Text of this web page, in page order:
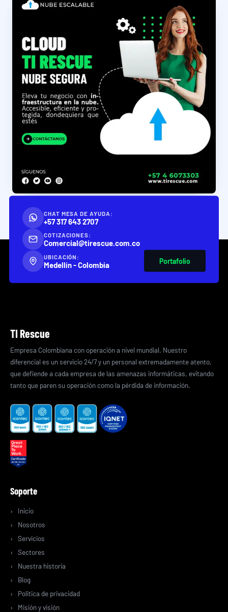
CHAT MESA DE AYUDA:
+57 317 643 2707
COTIZACIONES:
Comercial@tirescue.com.co
UBICACIÓN:
Medellín - Colombia Portafolio
TI Rescue
Empresa Colombiana con operación a nivel mundial. Nuestro
diferencial es un servicio 24/7 y un personal extremadamente atento,
que defiende a cada empresa de las amenazas informáticas, evitando
tanto que paren su operación como la pérdida de información.
Soporte
Inicio
Nosotros
Servicios
Sectores
Nuestra historia
Blog
Politica de privacidad
Misión y visión